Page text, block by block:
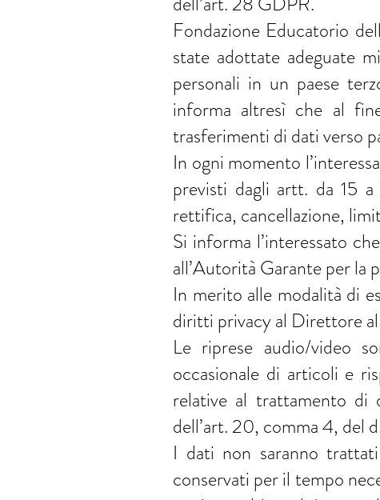
Fondazione Educatorio
state adottate adeguate
personali in un paese
informa altresì che al
trasferimenti di dati verso
In ogni momento
previsti dagli artt. da 15
rettifica, cancellazione,
Si informa l’interessato
all’Autorità Garante per la
In merito alle modalità di
diritti privacy al Direttore
Le riprese audio/video
occasionale di articoli e
relative al trattamento di
dell’art. 20, comma 4, del
I dati non saranno
conservati per il tempo